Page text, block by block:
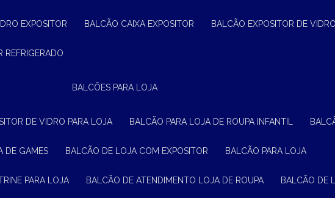
EXPOSITOR BALCÃO CAIXA EXPOSITOR BALCÃO EXPOSITOR DE VIDRO
REFRIGERADO
BALCÕES PARA LOJA
DE VIDRO PARA LOJA BALCÃO PARA LOJA DE ROUPA INFANTIL
DE GAMES BALCÃO DE LOJA COM EXPOSITOR BALCÃO PARA LOJA
PARA LOJA BALCÃO DE ATENDIMENTO LOJA DE ROUPA BALCÃO DE